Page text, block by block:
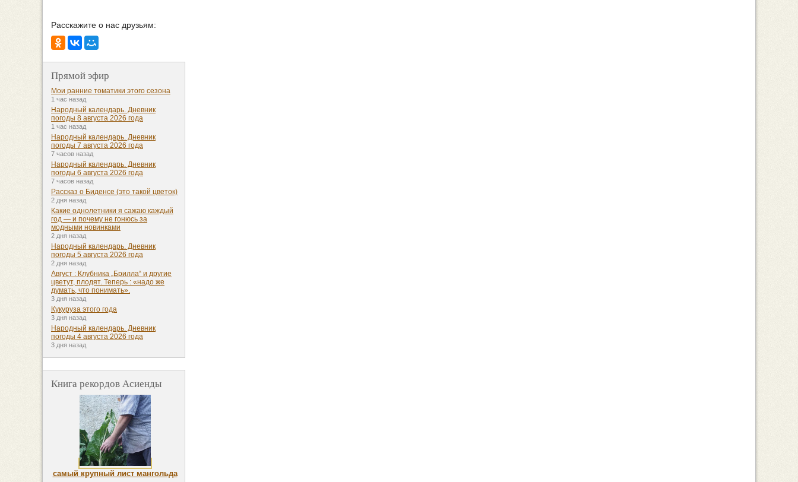
Расскажите о нас друзьям:
Прямой эфир
Мои ранние томатики этого сезона
1 час назад
Народный календарь. Дневник
погоды 8 августа 2026 года
1 час назад
Народный календарь. Дневник
погоды 7 августа 2026 года
7 часов назад
Народный календарь. Дневник
погоды 6 августа 2026 года
7 часов назад
Рассказ о Биденсе (это такой цветок)
2 дня назад
Какие однолетники я сажаю каждый
год — и почему не гонюсь за
модными новинками
2 дня назад
Народный календарь. Дневник
погоды 5 августа 2026 года
2 дня назад
Август : Клубника „Брилла“ и другие
цветут, плодят. Теперь : «надо же
думать, что понимать».
3 дня назад
Кукуруза этого года
3 дня назад
Народный календарь. Дневник
погоды 4 августа 2026 года
3 дня назад
Книга рекордов Асиенды
самый крупный лист мангольда